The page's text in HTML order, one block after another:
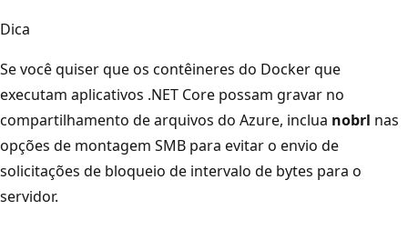
Dica
Se você quiser que os contêineres do Docker que
executam aplicativos .NET Core possam gravar no
compartilhamento de arquivos do Azure, inclua nobrl nas
opções de montagem SMB para evitar o envio de
solicitações de bloqueio de intervalo de bytes para o
servidor.